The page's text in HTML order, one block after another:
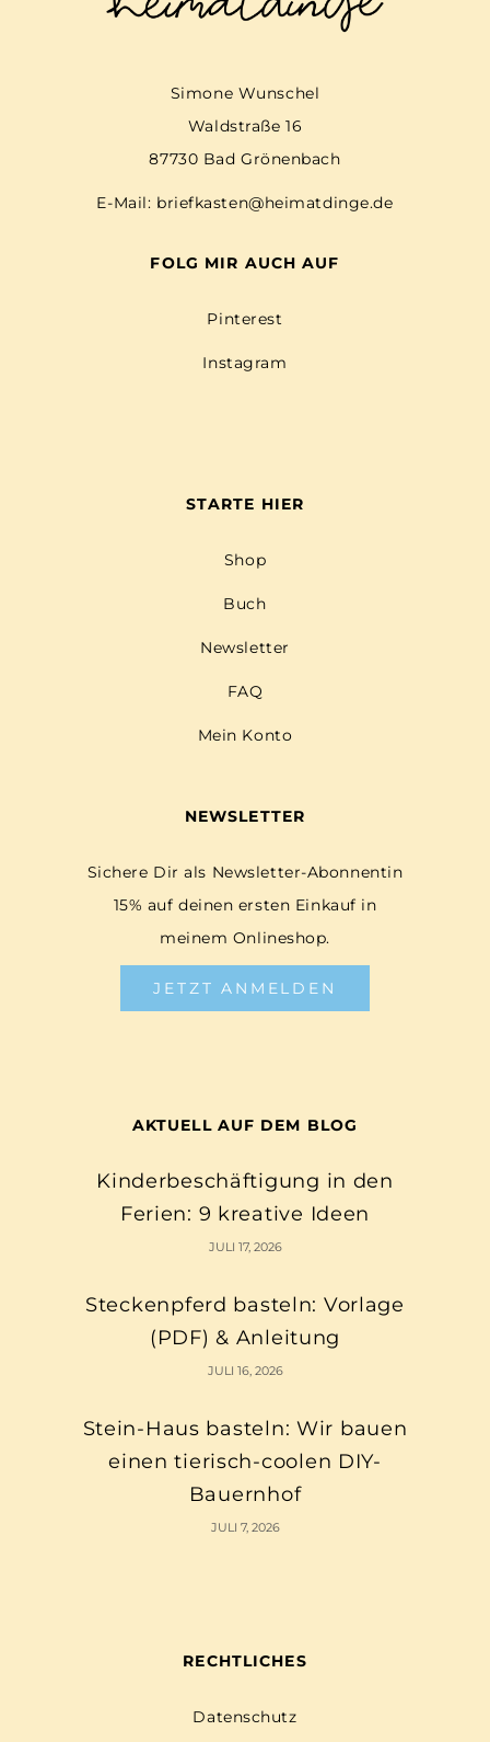
Simone Wunschel
Waldstraße 16
87730 Bad Grönenbach
E-Mail: briefkasten@heimatdinge.de
FOLG MIR AUCH AUF
Pinterest
Instagram
STARTE HIER
Shop
Buch
Newsletter
FAQ
Mein Konto
NEWSLETTER
Sichere Dir als Newsletter-Abonnentin
15% auf deinen ersten Einkauf in
meinem Onlineshop.
JETZT ANMELDEN
AKTUELL AUF DEM BLOG
Kinderbeschäftigung in den
Ferien: 9 kreative Ideen
JULI 17, 2026
Steckenpferd basteln: Vorlage
(PDF) & Anleitung
JULI 16, 2026
Stein-Haus basteln: Wir bauen
einen tierisch-coolen DIY-
Bauernhof
JULI 7, 2026
RECHTLICHES
Datenschutz